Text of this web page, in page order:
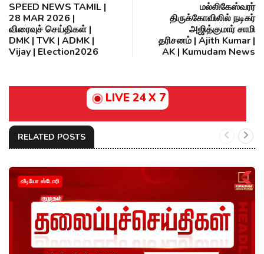
SPEED NEWS TAMIL |
28 MAR 2026 |
விரைவுச் செய்திகள் |
DMK | TVK | ADMK |
Vijay | Election2026
மல்லிகேஸ்வரர்
திருக்கோவிலில் நடிகர்
அஜித்குமார் சாமி
தரிசனம் | Ajith Kumar |
AK | Kumudam News
LIVE 24 X 7
RELATED POSTS
வீடியோ ஸ்டோரி